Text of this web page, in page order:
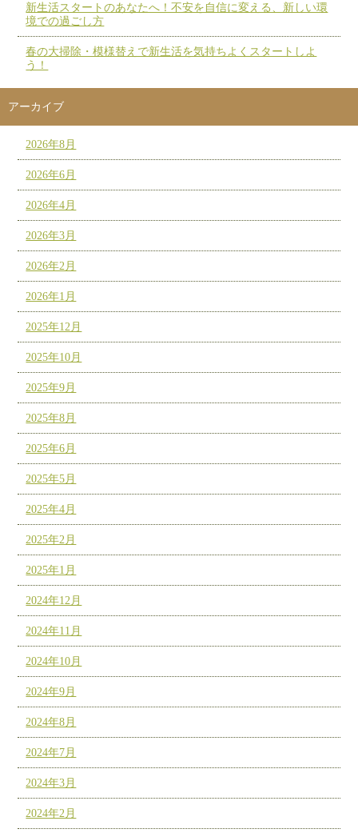
新生活スタートのあなたへ！不安を自信に変える、新しい環
境での過ごし方
春の大掃除・模様替えで新生活を気持ちよくスタートしよ
う！
アーカイブ
2026年8月
2026年6月
2026年4月
2026年3月
2026年2月
2026年1月
2025年12月
2025年10月
2025年9月
2025年8月
2025年6月
2025年5月
2025年4月
2025年2月
2025年1月
2024年12月
2024年11月
2024年10月
2024年9月
2024年8月
2024年7月
2024年3月
2024年2月